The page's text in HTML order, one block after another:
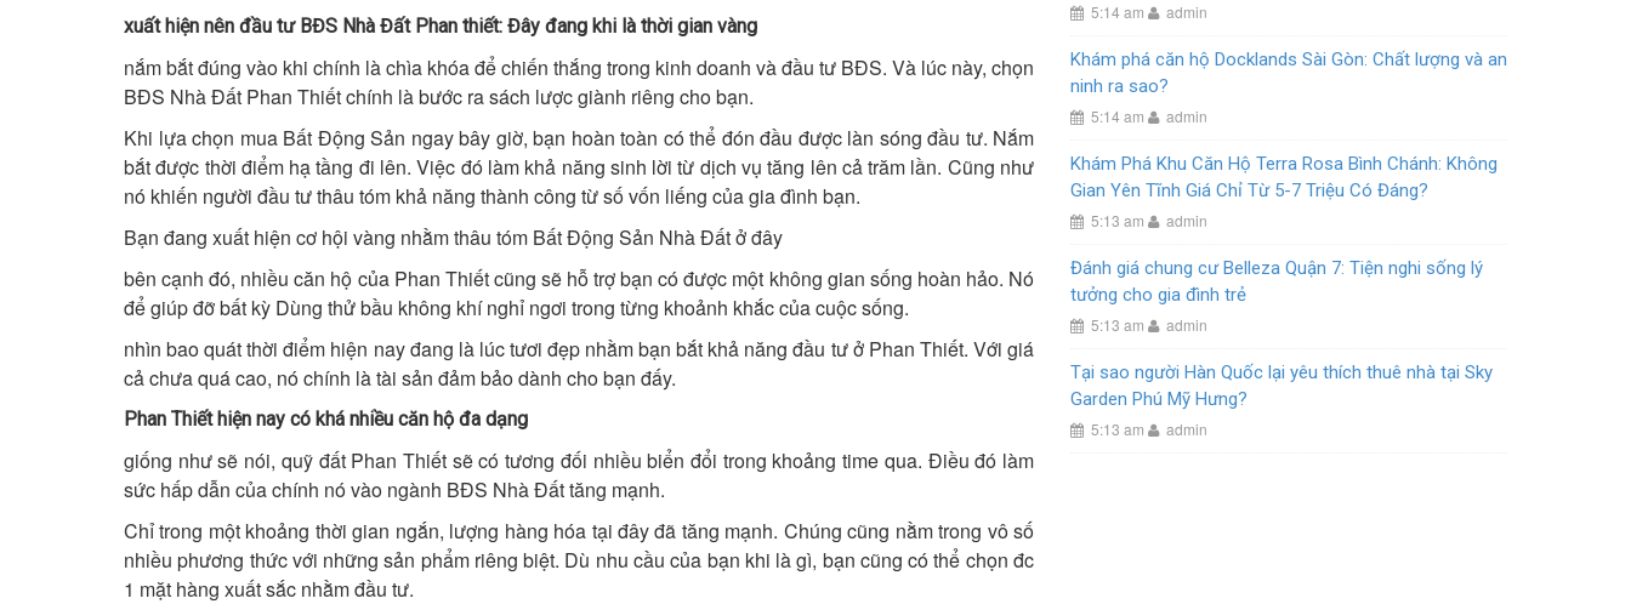
xuất hiện nên đầu tư BĐS Nhà Đất Phan thiết: Đây đang khi là thời gian vàng
nắm bắt đúng vào khi chính là chìa khóa để chiến thắng trong kinh doanh và đầu tư BĐS. Và lúc này, chọn
BĐS Nhà Đất Phan Thiết chính là bước ra sách lược giành riêng cho bạn.
Khi lựa chọn mua Bất Động Sản ngay bây giờ, bạn hoàn toàn có thể đón đầu được làn sóng đầu tư. Nắm
bắt được thời điểm hạ tầng đi lên. Việc đó làm khả năng sinh lời từ dịch vụ tăng lên cả trăm lần. Cũng như
nó khiến người đầu tư thâu tóm khả năng thành công từ số vốn liếng của gia đình bạn.
Bạn đang xuất hiện cơ hội vàng nhằm thâu tóm Bất Động Sản Nhà Đất ở đây
bên cạnh đó, nhiều căn hộ của Phan Thiết cũng sẽ hỗ trợ bạn có được một không gian sống hoàn hảo. Nó
để giúp đỡ bất kỳ Dùng thử bầu không khí nghỉ ngơi trong từng khoảnh khắc của cuộc sống.
nhìn bao quát thời điểm hiện nay đang là lúc tươi đẹp nhằm bạn bắt khả năng đầu tư ở Phan Thiết. Với giá
cả chưa quá cao, nó chính là tài sản đảm bảo dành cho bạn đấy.
Phan Thiết hiện nay có khá nhiều căn hộ đa dạng
giống như sẽ nói, quỹ đất Phan Thiết sẽ có tương đối nhiều biển đổi trong khoảng time qua. Điều đó làm
sức hấp dẫn của chính nó vào ngành BĐS Nhà Đất tăng mạnh.
Chỉ trong một khoảng thời gian ngắn, lượng hàng hóa tại đây đã tăng mạnh. Chúng cũng nằm trong vô số
nhiều phương thức với những sản phẩm riêng biệt. Dù nhu cầu của bạn khi là gì, bạn cũng có thể chọn đc
1 mặt hàng xuất sắc nhằm đầu tư.
5:14 am admin
Khám phá căn hộ Docklands Sài Gòn: Chất lượng và an
ninh ra sao?
5:14 am admin
Khám Phá Khu Căn Hộ Terra Rosa Bình Chánh: Không
Gian Yên Tĩnh Giá Chỉ Từ 5-7 Triệu Có Đáng?
5:13 am admin
Đánh giá chung cư Belleza Quận 7: Tiện nghi sống lý
tưởng cho gia đình trẻ
5:13 am admin
Tại sao người Hàn Quốc lại yêu thích thuê nhà tại Sky
Garden Phú Mỹ Hưng?
5:13 am admin